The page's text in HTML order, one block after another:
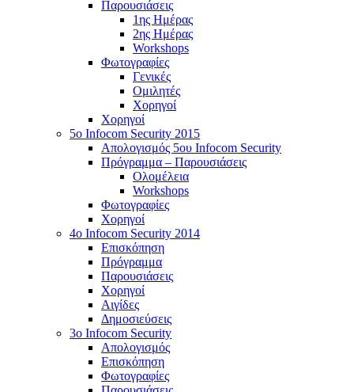
Παρουσιάσεις
1ης Ημέρας
2ης Ημέρας
Workshops
Φωτογραφίες
Γενικές
Ομιλητές
Χορηγοί
Χορηγοί
5o Infocom Security 2015
Απολογισμός 5ου Infocom Security
Πρόγραμμα – Παρουσιάσεις
Ολομέλεια
Workshops
Φωτογραφίες
Χορηγοί
4ο Infocom Security 2014
Επισκόπηση
Πρόγραμμα
Παρουσιάσεις
Χορηγοί
Αιγίδες
Δημοσιεύσεις
3o Infocom Security
Απολογισμός
Επισκόπηση
Φωτογραφίες